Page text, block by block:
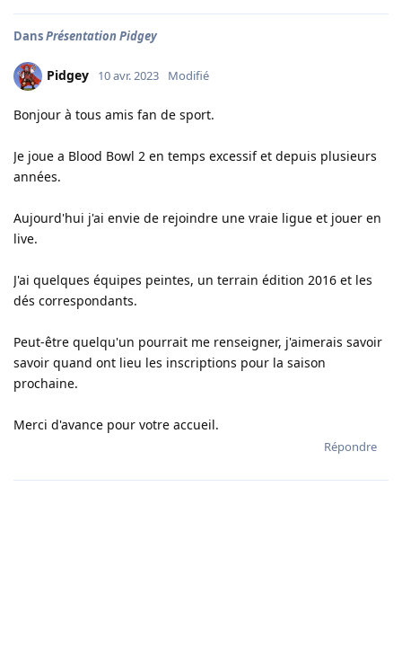
DansPrésentation Pidgey
Pidgey 10 avr. 2023 Modifié
Bonjour à tous amis fan de sport.
Je joue a Blood Bowl 2 en temps excessif et depuis plusieurs
années.
Aujourd'hui j'ai envie de rejoindre une vraie ligue et jouer en
live.
J'ai quelques équipes peintes, un terrain édition 2016 et les
dés correspondants.
Peut-être quelqu'un pourrait me renseigner, j'aimerais savoir
savoir quand ont lieu les inscriptions pour la saison
prochaine.
Merci d'avance pour votre accueil.
Répondre